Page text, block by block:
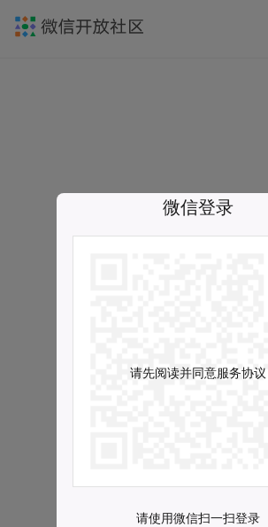
微信登录
请先阅读并同意服务协议
请使用微信扫一扫登录